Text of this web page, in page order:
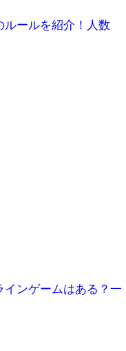
ルールを紹介！人数
インゲームはある？一